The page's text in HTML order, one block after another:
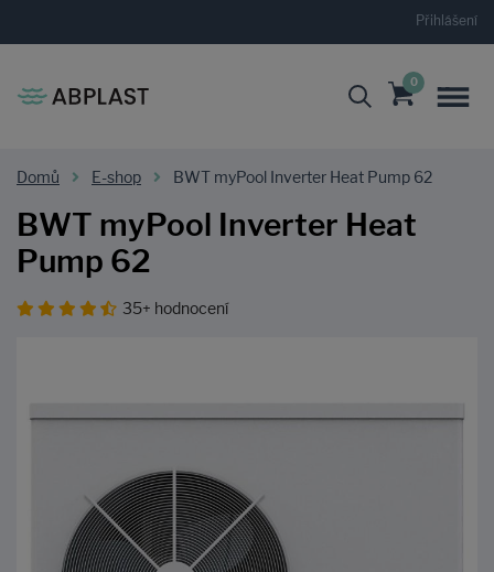
Přihlášení
0
Domů E-shop BWT myPool Inverter Heat Pump 62
BWT myPool Inverter Heat
Pump 62
35+ hodnocení